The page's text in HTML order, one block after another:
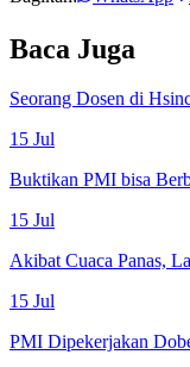
Baca Juga
Seorang Dosen di
15 Jul
Buktikan PMI bisa
15 Jul
Akibat Cuaca Panas,
15 Jul
PMI Dipekerjakan